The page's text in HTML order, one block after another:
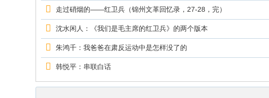
走过硝烟的——红卫兵（锦州文革回忆录，27-28，完）
沈水闲人：《我们是毛主席的红卫兵》的两个版本
朱鸿千：我爸爸在肃反运动中是怎样没了的
韩悦平：串联白话